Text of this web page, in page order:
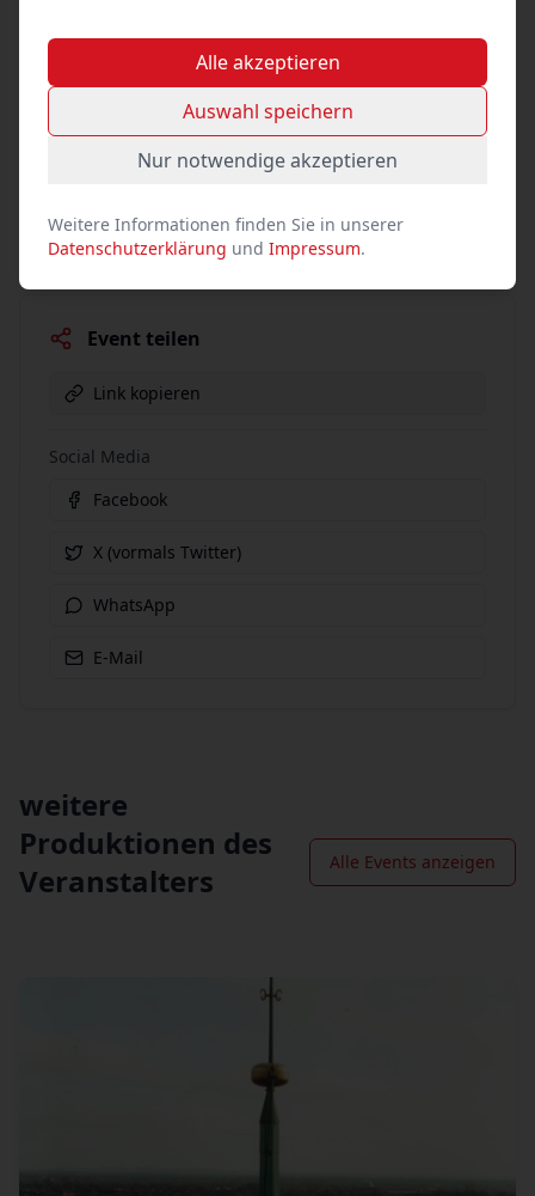
Preis unbekannt
pro Person
Event teilen
Link kopieren
Social Media
Facebook
X (vormals Twitter)
WhatsApp
E-Mail
weitere
Produktionen des
Veranstalters
Alle Events anzeigen
Alle akzeptieren
Auswahl speichern
Nur notwendige akzeptieren
Weitere Informationen finden Sie in unserer
Datenschutzerklärung und Impressum.